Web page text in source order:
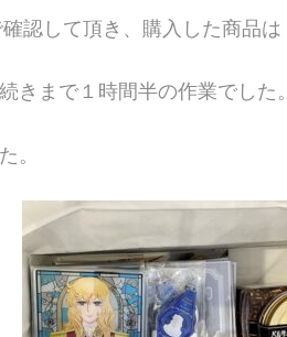
認して頂き、購入した商品は
きまで１時間半の作業でした。
。